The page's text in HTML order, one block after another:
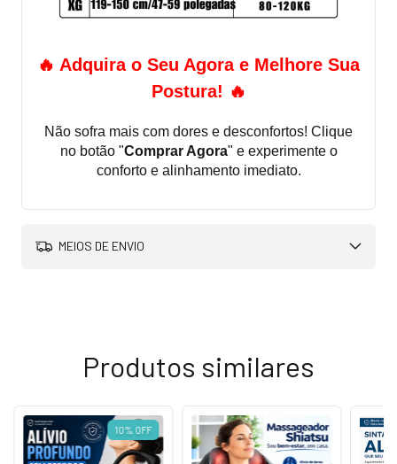
🔥 Adquira o Seu Agora e Melhore Sua
Postura! 🔥
Não sofra mais com dores e desconfortos! Clique
no botão "Comprar Agora" e experimente o
conforto e alinhamento imediato.
MEIOS DE ENVIO
Produtos similares
10% OFF